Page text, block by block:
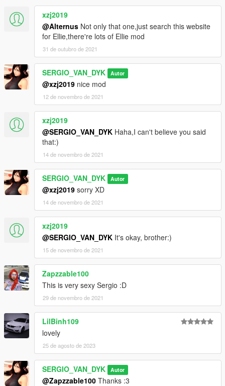
xzj2019
@Alternus Not only that one,just search this website
for Ellie,there're lots of Ellie mod
31 de outubro de 2021
SERGIO_VAN_DYK Autor
@xzj2019 nice mod
12 de novembro de 2021
xzj2019
@SERGIO_VAN_DYK Haha,I can't believe you said
that:)
14 de novembro de 2021
SERGIO_VAN_DYK Autor
@xzj2019 sorry XD
14 de novembro de 2021
xzj2019
@SERGIO_VAN_DYK It's okay, brother:)
15 de novembro de 2021
Zapzzable100
This is very sexy Sergio :D
29 de novembro de 2021
LilBinh109
lovely
25 de agosto de 2023
SERGIO_VAN_DYK Autor
@Zapzzable100 Thanks :3